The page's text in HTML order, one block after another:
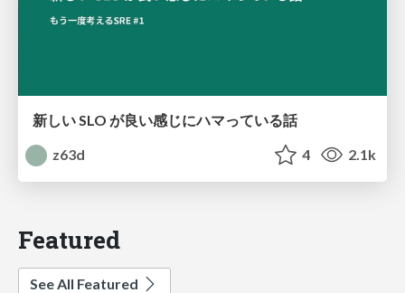
新しい SLO が良い感じにハマっている話
z63d
4 2.1k
Featured
See All Featured